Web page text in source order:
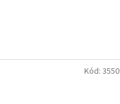
Kód: 3550